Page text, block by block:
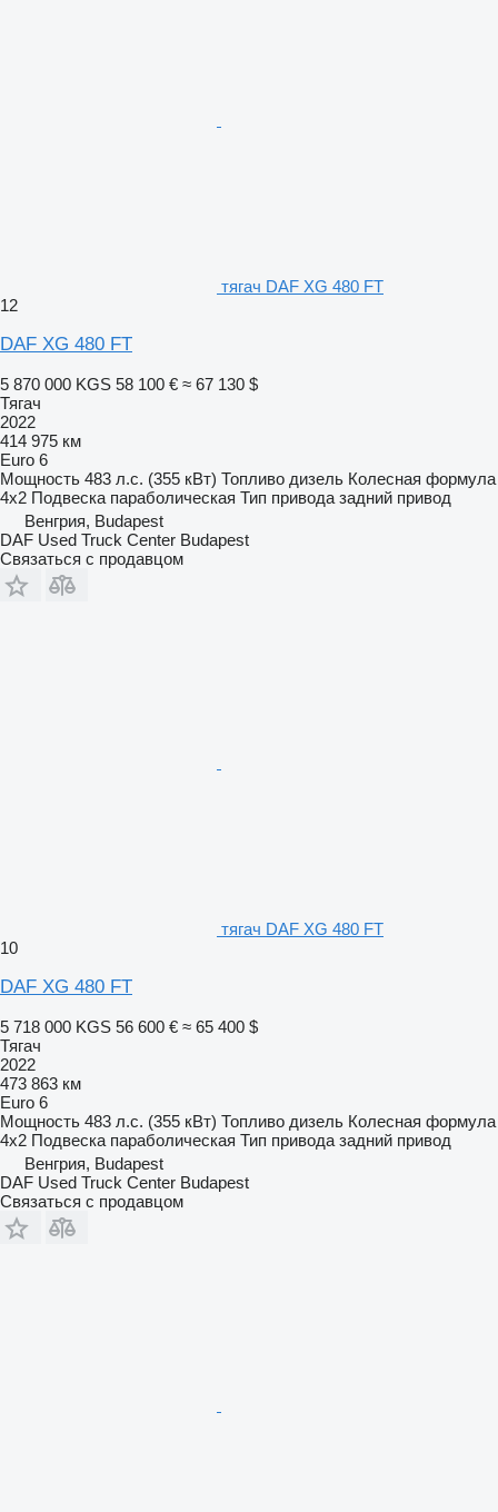
тягач DAF XG 480 FT
12
DAF XG 480 FT
5 870 000 KGS 58 100 € ≈ 67 130 $
Тягач
2022
414 975 км
Euro 6
Мощность 483 л.с. (355 кВт) Топливо дизель Колесная формула
4x2 Подвеска параболическая Тип привода задний привод
Венгрия, Budapest
DAF Used Truck Center Budapest
Связаться с продавцом
тягач DAF XG 480 FT
10
DAF XG 480 FT
5 718 000 KGS 56 600 € ≈ 65 400 $
Тягач
2022
473 863 км
Euro 6
Мощность 483 л.с. (355 кВт) Топливо дизель Колесная формула
4x2 Подвеска параболическая Тип привода задний привод
Венгрия, Budapest
DAF Used Truck Center Budapest
Связаться с продавцом